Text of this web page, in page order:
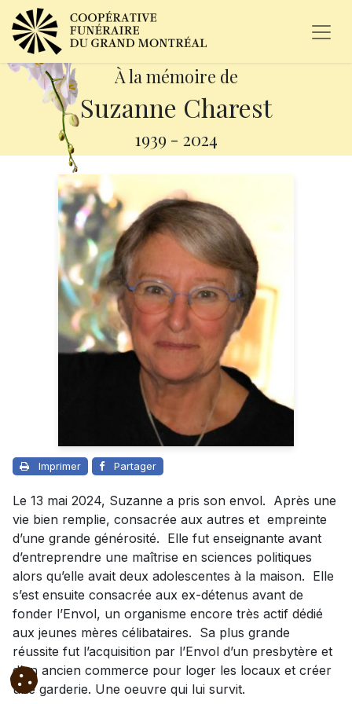
À la mémoire de
Suzanne Charest
1939 - 2024
Imprimer Partager
Le 13 mai 2024, Suzanne a pris son envol. Après une
vie bien remplie, consacrée aux autres et empreinte
d’une grande générosité. Elle fut enseignante avant
d’entreprendre une maîtrise en sciences politiques
alors qu’elle avait deux adolescentes à la maison. Elle
s’est ensuite consacrée aux ex-détenus avant de
fonder l’Envol, un organisme encore très actif dédié
aux jeunes mères célibataires. Sa plus grande
réussite fut l’acquisition par l’Envol d’un presbytère et
d’un ancien commerce pour loger les locaux et créer
une garderie. Une oeuvre qui lui survit.